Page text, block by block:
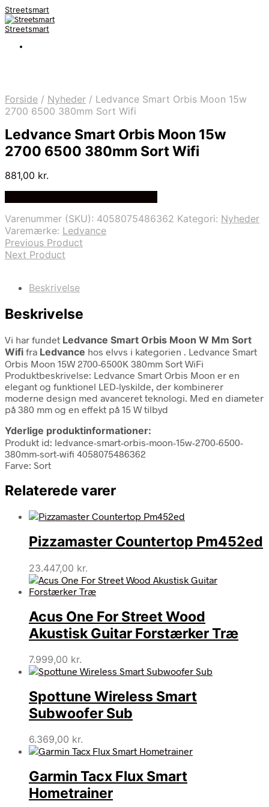
Streetsmart
Streetsmart
Forside / Nyheder / Ledvance Smart Orbis Moon 15w
2700 6500 380mm Sort Wifi
Ledvance Smart Orbis Moon 15w
2700 6500 380mm Sort Wifi
881,00 kr.
Varenummer (SKU): 4058075486362 Kategori: Nyheder
Varemærke: Ledvance
Previous Product
Next Product
Beskrivelse
Beskrivelse
Vi har fundet Ledvance Smart Orbis Moon W Mm Sort
Wifi fra Ledvance hos elvvs i kategorien . Ledvance Smart
Orbis Moon 15W 2700-6500K 380mm Sort WiFi
Produktbeskrivelse: Ledvance Smart Orbis Moon er en
elegant og funktionel LED-lyskilde, der kombinerer
moderne design med avanceret teknologi. Med en diameter
på 380 mm og en effekt på 15 W tilbyd
Yderlige produktinformationer:
Produkt id: ledvance-smart-orbis-moon-15w-2700-6500-
380mm-sort-wifi 4058075486362
Farve: Sort
Relaterede varer
Pizzamaster Countertop Pm452ed
23.447,00 kr.
Acus One For Street Wood
Akustisk Guitar Forstærker Træ
7.999,00 kr.
Spottune Wireless Smart
Subwoofer Sub
6.369,00 kr.
Garmin Tacx Flux Smart
Hometrainer